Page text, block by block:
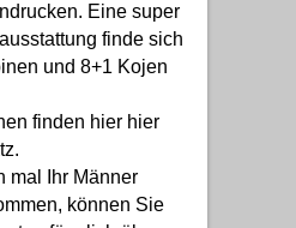
Eine super
finde sich
und 8+1 Kojen
finden hier hier
mal Ihr Männer
können Sie